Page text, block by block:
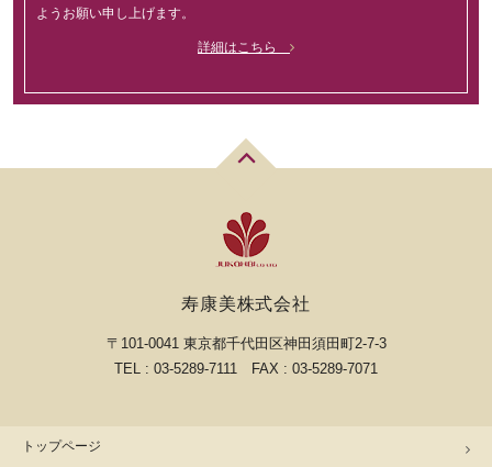
ようお願い申し上げます。
詳細はこちら
寿康美株式会社
〒101-0041 東京都千代田区神田須田町2-7-3
TEL : 03-5289-7111 FAX : 03-5289-7071
トップページ